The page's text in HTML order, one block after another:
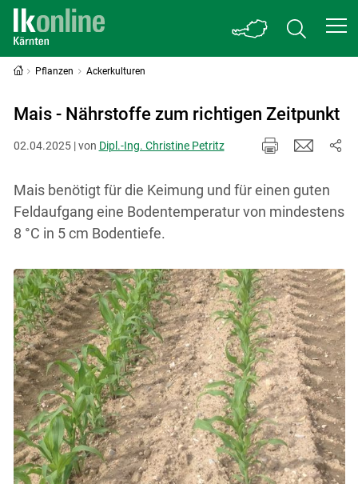
Pflanzen Ackerkulturen
Mais - Nährstoffe zum richtigen Zeitpunkt
02.04.2025 | von Dipl.-Ing. Christine Petritz
Mais benötigt für die Keimung und für einen guten
Feldaufgang eine Bodentemperatur von mindestens
8 °C in 5 cm Bodentiefe.